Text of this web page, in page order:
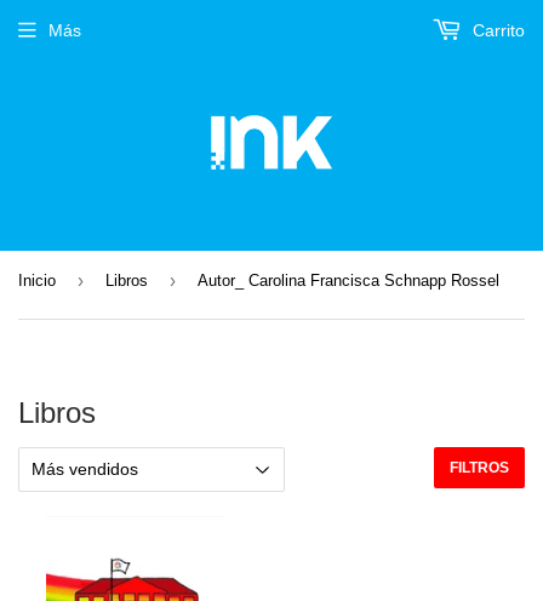
Más Carrito
Inicio › Libros › Autor_ Carolina Francisca Schnapp Rossel
Libros
FILTROS